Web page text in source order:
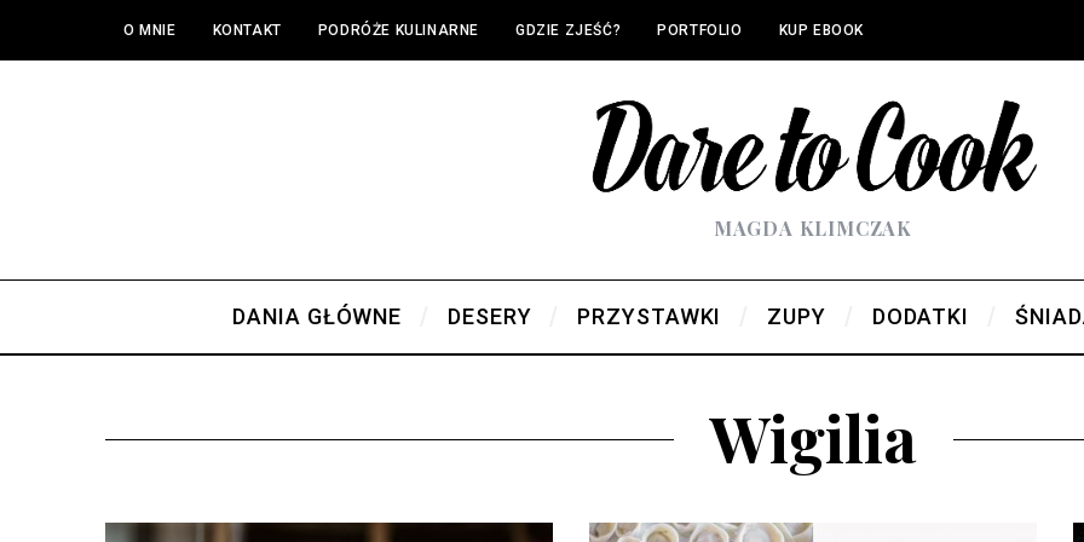
O MNIE KONTAKT PODRÓŻE KULINARNE GDZIE ZJEŚĆ? PORTFOLIO KUP EBOOK
MAGDA KLIMCZAK
DANIA GŁÓWNE DESERY PRZYSTAWKI ZUPY DODATKI
Wigilia